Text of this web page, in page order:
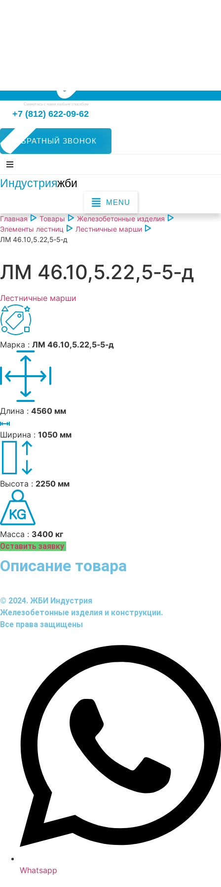
Свяжитесь с нами любым способом
+7 (812) 622-09-62
ОБРАТНЫЙ ЗВОНОК
Индустрияжби
MENU
Главная
Товары
Железобетонные изделия
Элементы лестниц
Лестничные марши
ЛМ 46.10,5.22,5‑5‑д
ЛМ 46.10,5.22,5‑5‑д
Лестничные марши
Марка : ЛМ 46.10,5.22,5‑5‑д
Длина : 4560 мм
Ширина : 1050 мм
Высота : 2250 мм
Масса : 3400 кг
Оставить заявку
Описание товара
© 2024. ЖБИ Индустрия
Железобетонные изделия и конструкции.
Все права защищены
Whatsapp